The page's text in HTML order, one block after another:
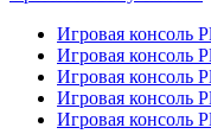
Игровая консоль
Игровая консоль
Игровая консоль
Игровая консоль
Игровая консоль